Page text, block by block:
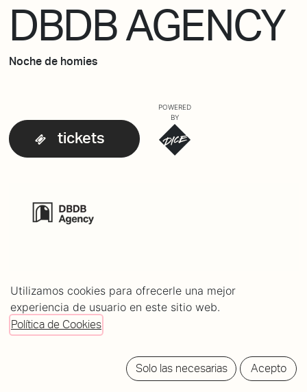
DBDB AGENCY
Noche de homies
tickets
POWERED
BY
Utilizamos cookies para ofrecerle una mejor
experiencia de usuario en este sitio web.
Política de Cookies
Solo las necesarias Acepto